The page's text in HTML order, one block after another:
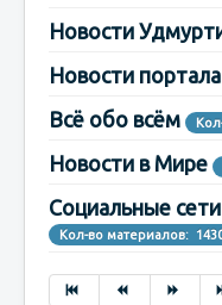
Новости
Новости портала
Всё обо всём
Новости в Мире
Социальные
Кол-во материалов: